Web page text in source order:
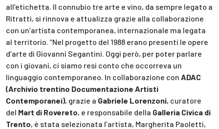
all’etichetta. Il connubio tre arte e vino, da sempre legato a
Ritratti, si rinnova e attualizza grazie alla collaborazione
con un’artista contemporanea, internazionale ma legata
al territorio. “Nel progetto del 1988 erano presenti le opere
d’arte di Giovanni Segantini. Oggi però, per poter parlare
con i giovani, ci siamo resi conto che occorreva un
linguaggio contemporaneo. In collaborazione con ADAC
(Archivio trentino Documentazione Artisti
Contemporanei), grazie a Gabriele Lorenzoni, curatore
del Mart di Rovereto, e responsabile della Galleria Civica di
Trento, è stata selezionata l’artista, Margherita Paoletti,